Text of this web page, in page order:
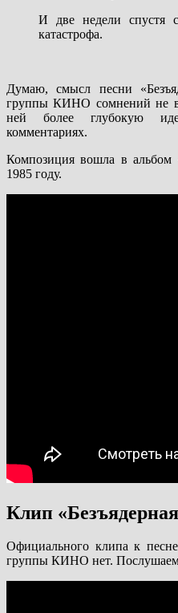
И две недели спустя
катастрофа.
Думаю, смысл песни
группы КИНО сомнений не
ней более глубокую
комментариях.
Композиция вошла в
1985 году.
Клип
Официального клипа к
группы КИНО нет. Послушаем